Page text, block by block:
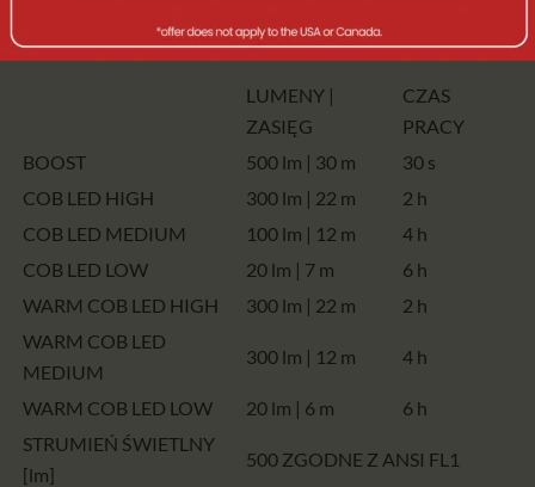
szukających wielofunkcyjnego źródła światła.
LUMENY |
ZASIĘG
CZAS
PRACY
BOOST
500 lm | 30 m
30 s
COB LED HIGH
300 lm | 22 m
2 h
COB LED MEDIUM
100 lm | 12 m
4 h
COB LED LOW
20 lm | 7 m
6 h
WARM COB LED HIGH
300 lm | 22 m
2 h
WARM COB LED
MEDIUM
300 lm | 12 m 4 h
WARM COB LED LOW 20 lm | 6 m
6 h
STRUMIEŃ ŚWIETLNY
[lm]
500 ZGODNE Z ANSI FL1